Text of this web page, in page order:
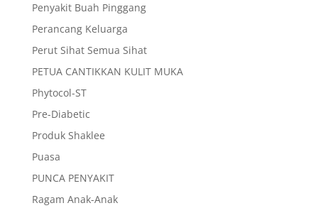
Penyakit Buah Pinggang
Perancang Keluarga
Perut Sihat Semua Sihat
PETUA CANTIKKAN KULIT MUKA
Phytocol-ST
Pre-Diabetic
Produk Shaklee
Puasa
PUNCA PENYAKIT
Ragam Anak-Anak